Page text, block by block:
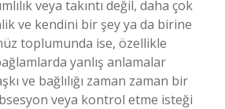
veya takıntı değil, daha çok
ve kendini bir şey ya da birine
toplumunda ise, özellikle
yanlış anlamalar
ve bağlılığı zaman zaman bir
veya kontrol etme isteği